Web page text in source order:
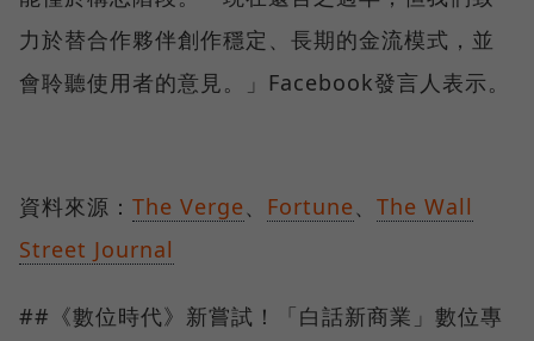
力於替合作夥伴創作穩定、長期的金流模式，並
會聆聽使用者的意見。」Facebook發言人表示。
資料來源： The Verge Fortune
The Wall
Street Journal
##《數位時代》新嘗試！「白話新商業」數位專